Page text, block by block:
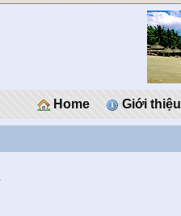
Home Giới thiệu